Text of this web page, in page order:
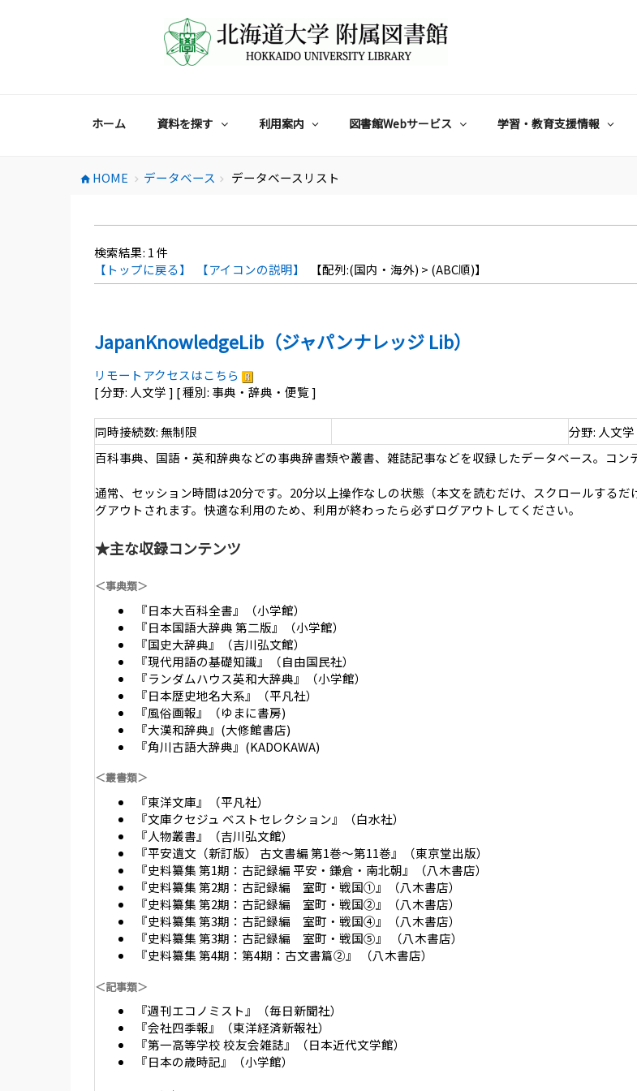
ホーム 資料を探す 利用案内 図書館Webサービス 学習・教育支援情報
home HOME chevron_right データベース chevron_right データベースリスト
検索結果: 1件
【トップに戻る】
【アイコンの説明】 【配列:(国内・海外) > (ABC順)】
JapanKnowledgeLib（ジャパンナレッジ Lib）
リモートアクセスはこちら
[ 分野: 人文学 ] [ 種別: 事典・辞典・便覧 ]
同時接続数: 無制限
分野: 人文学
百科事典、国語・英和辞典などの事典辞書類や叢書、雑誌記事などを収録したデータベース。コン
通常、セッション時間は20分です。20分以上操作なしの状態（本文を読むだけ、スクロールするだ
グアウトされます。快適な利用のため、利用が終わったら必ずログアウトしてください。
★主な収録コンテンツ
＜事典類＞
『日本大百科全書』（小学館）
『日本国語大辞典 第二版』（小学館）
『国史大辞典』（吉川弘文館）
『現代用語の基礎知識』（自由国民社）
『ランダムハウス英和大辞典』（小学館）
『日本歴史地名大系』（平凡社）
『風俗画報』（ゆまに書房)
『大漢和辞典』(大修館書店)
『角川古語大辞典』(KADOKAWA)
＜叢書類＞
『東洋文庫』（平凡社）
『文庫クセジュ ベストセレクション』（白水社）
『人物叢書』（吉川弘文館）
『平安遺文（新訂版） 古文書編 第1巻～第11巻』（東京堂出版）
『史料纂集 第1期：古記録編 平安・鎌倉・南北朝』（八木書店）
『史料纂集 第2期：古記録編 室町・戦国①』（八木書店）
『史料纂集 第2期：古記録編 室町・戦国②』（八木書店）
『史料纂集 第3期：古記録編 室町・戦国④』（八木書店）
『史料纂集 第3期：古記録編 室町・戦国⑤』 （八木書店）
『史料纂集 第4期：第4期：古文書篇②』 （八木書店）
＜記事類＞
『週刊エコノミスト』（毎日新聞社）
『会社四季報』（東洋経済新報社）
『第一高等学校 校友会雑誌』（日本近代文学館）
『日本の歳時記』（小学館）